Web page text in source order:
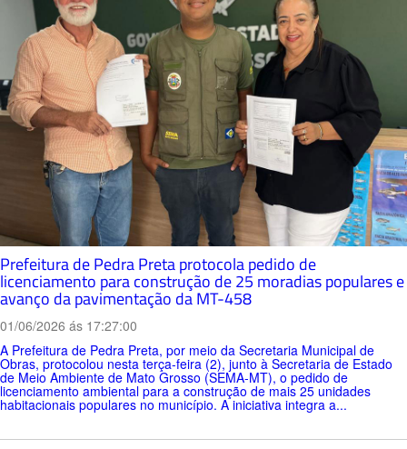
Prefeitura de Pedra Preta protocola pedido de
licenciamento para construção de 25 moradias populares e
avanço da pavimentação da MT-458
01/06/2026 ás 17:27:00
A Prefeitura de Pedra Preta, por meio da Secretaria Municipal de
Obras, protocolou nesta terça-feira (2), junto à Secretaria de Estado
de Meio Ambiente de Mato Grosso (SEMA-MT), o pedido de
licenciamento ambiental para a construção de mais 25 unidades
habitacionais populares no município. A iniciativa integra a...